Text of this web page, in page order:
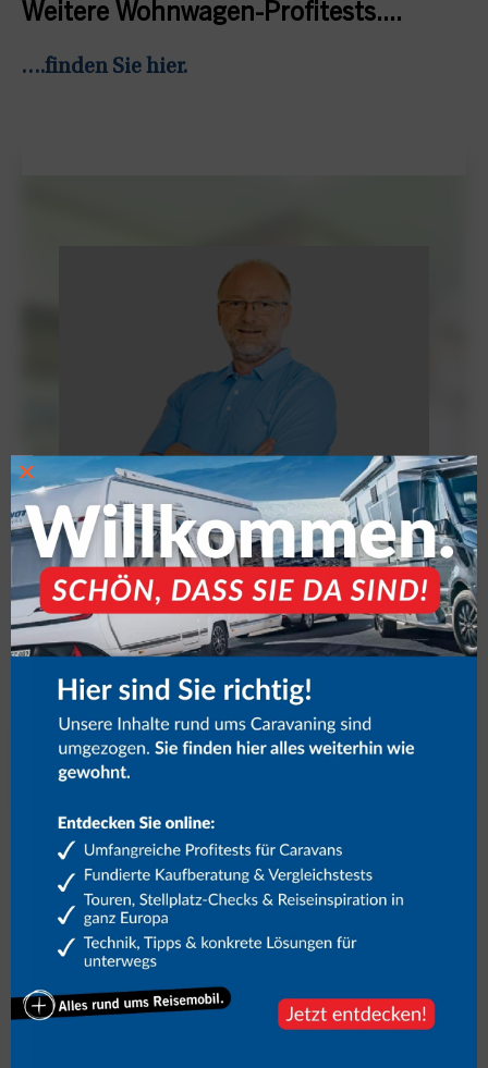
Weitere Wohnwagen-Profitests....
….finden Sie hier.
Redaktion
Volker Stallmann
Seit September 1998 ist Volker Stallmann
Teil der Redaktion und zuständig für
Caravan- und Autotests.
zum Profil
Mehr zum Thema
×